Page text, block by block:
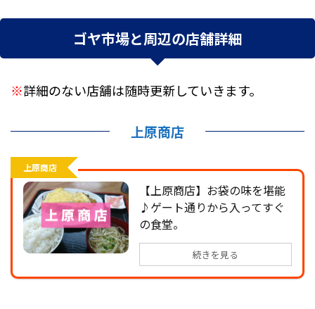
ゴヤ市場と周辺の店舗詳細
※詳細のない店舗は随時更新していきます。
上原商店
上原商店
【上原商店】お袋の味を堪能
♪ゲート通りから入ってすぐ
の食堂。
続きを見る